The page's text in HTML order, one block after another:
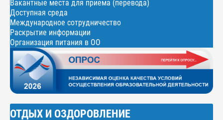
Вакантные места для приема (перевода)
Доступная среда
Международное сотрудничество
Раскрытие информации
Организация питания в ОО
ОТДЫХ И ОЗДОРОВЛЕНИЕ